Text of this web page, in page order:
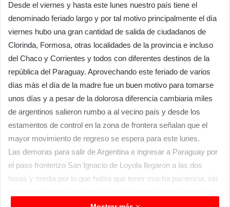
Desde el viernes y hasta este lunes nuestro país tiene el
denominado feriado largo y por tal motivo principalmente el día
viernes hubo una gran cantidad de salida de ciudadanos de
Clorinda, Formosa, otras localidades de la provincia e incluso
del Chaco y Corrientes y todos con diferentes destinos de la
república del Paraguay. Aprovechando este feriado de varios
días más el día de la madre fue un buen motivo para tomarse
unos días y a pesar de la dolorosa diferencia cambiaria miles
de argentinos salieron rumbo a al vecino país y desde los
estamentos de control en la zona de frontera señalan que el
mayor movimiento de regreso se espera para este lunes.
Las demoras para salir de Argentina e ingresar a Paraguay por
el paso fronterizo San Ignacio de Loyola llegaron a las dos
horas y media por lo que había que tener mucha paciencia, sin